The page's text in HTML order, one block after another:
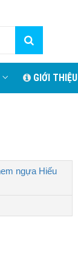
GIỚI THIỆU
ngựa Hiếu